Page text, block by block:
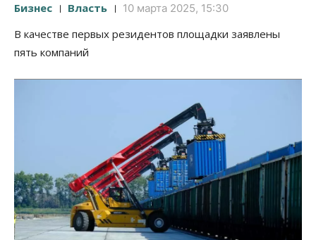
Бизнес Власть 10 марта 2025, 15:30
В качестве первых резидентов площадки заявлены
пять компаний